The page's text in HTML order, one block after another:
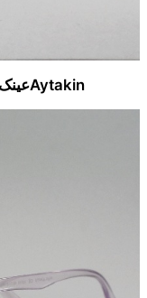
Aytakinعینک ترک برند آیتکین مدلA2120c1